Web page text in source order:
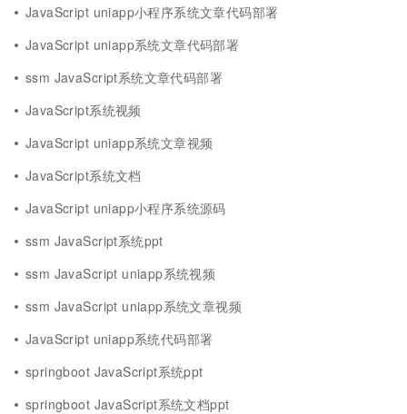
JavaScript uniapp小程序系统文章代码部署
JavaScript uniapp系统文章代码部署
ssm JavaScript系统文章代码部署
JavaScript系统视频
JavaScript uniapp系统文章视频
JavaScript系统文档
JavaScript uniapp小程序系统源码
ssm JavaScript系统ppt
ssm JavaScript uniapp系统视频
ssm JavaScript uniapp系统文章视频
JavaScript uniapp系统代码部署
springboot JavaScript系统ppt
springboot JavaScript系统文档ppt